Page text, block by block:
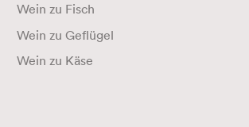
Wein zu Fisch
Wein zu Geflügel
Wein zu Käse